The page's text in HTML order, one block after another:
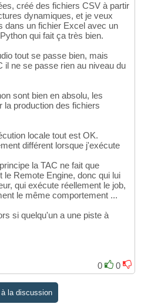
créé des fichiers CSV à partir
dynamiques, et je veux
dans un fichier Excel avec un
qui fait ça très bien.
tout se passe bien, mais
il ne se passe rien au niveau du
sont bien en absolu, les
production des fichiers
locale tout est OK.
différent lorsque j'exécute
la TAC ne fait que
Remote Engine, donc qui lui
qui exécute réellement le job,
le même comportement ...
si quelqu'un a une piste à
0
0
à la discussion